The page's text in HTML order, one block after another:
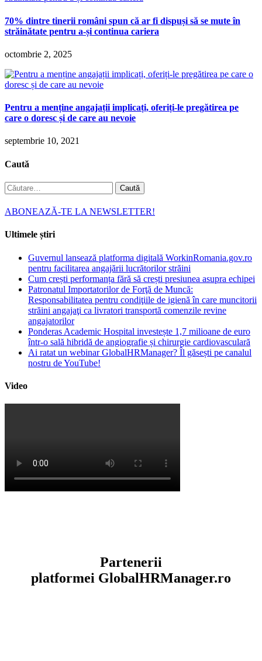
70% dintre tinerii români spun că ar fi dispuși să se mute în
străinătate pentru a-și continua cariera
octombrie 2, 2025
Pentru a menține angajații implicați, oferiți-le pregătirea pe
care o doresc și de care au nevoie
septembrie 10, 2021
Caută
Caută
după:
ABONEAZĂ-TE LA NEWSLETTER!
Ultimele știri
Guvernul lansează platforma digitală WorkinRomania.gov.ro
pentru facilitarea angajării lucrătorilor străini
Cum crești performanța fără să crești presiunea asupra echipei
Patronatul Importatorilor de Forţă de Muncă:
Responsabilitatea pentru condiţiile de igienă în care muncitorii
străini angajaţi ca livratori transportă comenzile revine
angajatorilor
Ponderas Academic Hospital investește 1,7 milioane de euro
într-o sală hibridă de angiografie și chirurgie cardiovasculară
Ai ratat un webinar GlobalHRManager? Îl găsești pe canalul
nostru de YouTube!
Video
Partenerii
platformei GlobalHRManager.ro